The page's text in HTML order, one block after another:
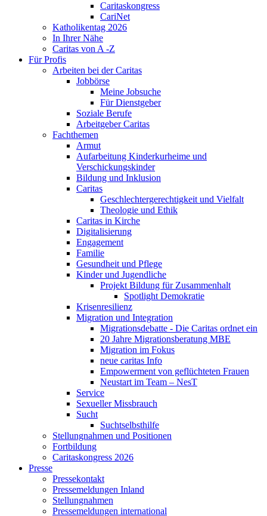
Caritaskongress
CariNet
Katholikentag 2026
In Ihrer Nähe
Caritas von A -Z
Für Profis
Arbeiten bei der Caritas
Jobbörse
Meine Jobsuche
Für Dienstgeber
Soziale Berufe
Arbeitgeber Caritas
Fachthemen
Armut
Aufarbeitung Kinderkurheime und
Verschickungskinder
Bildung und Inklusion
Caritas
Geschlechtergerechtigkeit und Vielfalt
Theologie und Ethik
Caritas in Kirche
Digitalisierung
Engagement
Familie
Gesundheit und Pflege
Kinder und Jugendliche
Projekt Bildung für Zusammenhalt
Spotlight Demokratie
Krisenresilienz
Migration und Integration
Migrationsdebatte - Die Caritas ordnet ein
20 Jahre Migrationsberatung MBE
Migration im Fokus
neue caritas Info
Empowerment von geflüchteten Frauen
Neustart im Team – NesT
Service
Sexueller Missbrauch
Sucht
Suchtselbsthilfe
Stellungnahmen und Positionen
Fortbildung
Caritaskongress 2026
Presse
Pressekontakt
Pressemeldungen Inland
Stellungnahmen
Pressemeldungen international